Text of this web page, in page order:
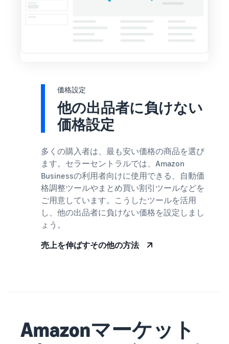
価格設定
他の出品者に負けない
価格設定
多くの購入者は、最も安い価格の商品を選び
ます。セラーセントラルでは、Amazon
Businessの利用者向けに使用できる、自動価
格調整ツールやまとめ買い割引ツールなどを
ご用意しています。こうしたツールを活用
し、他の出品者に負けない価格を設定しまし
ょう。
売上を伸ばすその他の方法
Amazonマーケット